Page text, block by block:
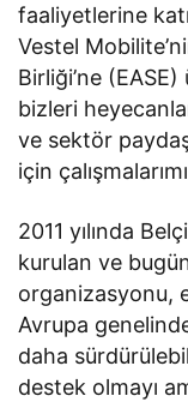
faaliyetlerine
Vestel
Birliği’ne
bizleri
ve sektör
için
2011 yılında
kurulan ve
organizasyonu,
Avrupa
daha
destek olmayı